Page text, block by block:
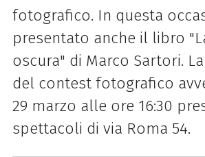
fotografico. In questa
presentato anche il libro
oscura" di Marco Sartori.
del contest fotografico
29 marzo alle ore 16:30
spettacoli di via Roma 54.